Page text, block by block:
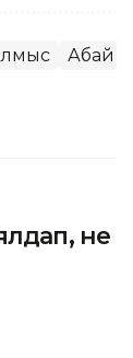
Абай
не